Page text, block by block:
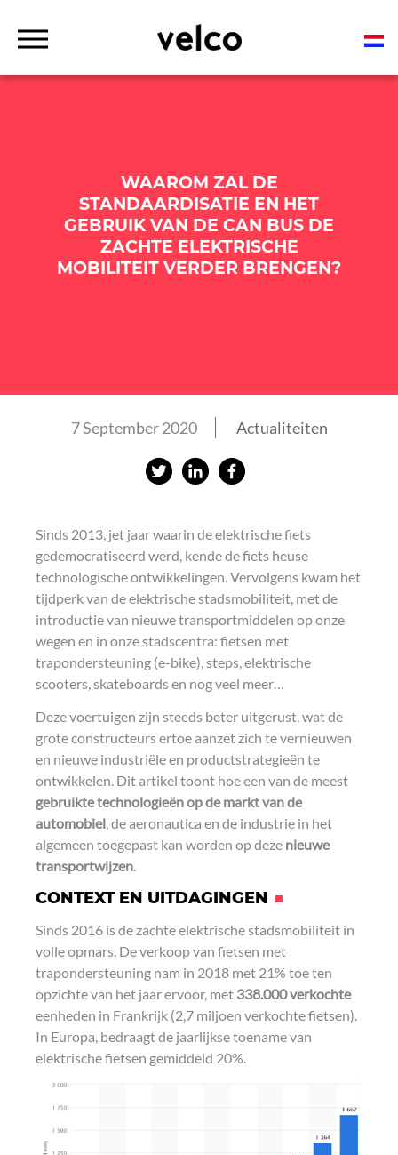
t VELCO
Gekoppelde maatoplossingen voor de stadsmobiliteit
D
p
WAAROM ZAL DE
STANDAARDISATIE EN HET
GEBRUIK VAN DE CAN BUS DE
ZACHTE ELEKTRISCHE
MOBILITEIT VERDER BRENGEN?
7 September 2020 Actualiteiten
S
r
e
o
n
t
w
i
t
t
e
r
S
r
e
o
n
L
i
n
k
e
d
i
n
S
a
r
e
o
n
f
a
c
e
b
o
o
k
Sinds 2013, jet jaar waarin de elektrische fiets
gedemocratiseerd werd, kende de fiets heuse
technologische ontwikkelingen. Vervolgens kwam het
tijdperk van de elektrische stadsmobiliteit, met de
introductie van nieuwe transportmiddelen op onze
wegen en in onze stadscentra: fietsen met
trapondersteuning (e-bike), steps, elektrische
scooters, skateboards en nog veel meer…
Deze voertuigen zijn steeds beter uitgerust, wat de
grote constructeurs ertoe aanzet zich te vernieuwen
en nieuwe industriële en productstrategieën te
ontwikkelen. Dit artikel toont hoe een van de meest
gebruikte technologieën op de markt van de
automobiel , de aeronautica en de industrie in het
algemeen toegepast kan worden op deze nieuwe
transportwijzen
CONTEXT EN UITDAGINGEN
Sinds 2016 is de zachte elektrische stadsmobiliteit in
volle opmars. De verkoop van fietsen met
trapondersteuning nam in 2018 met 21% toe ten
opzichte van het jaar ervoor, met 338.000 verkochte
eenheden in Frankrijk (2,7 miljoen verkochte fietsen).
In Europa, bedraagt de jaarlijkse toename van
elektrische fietsen gemiddeld 20%.